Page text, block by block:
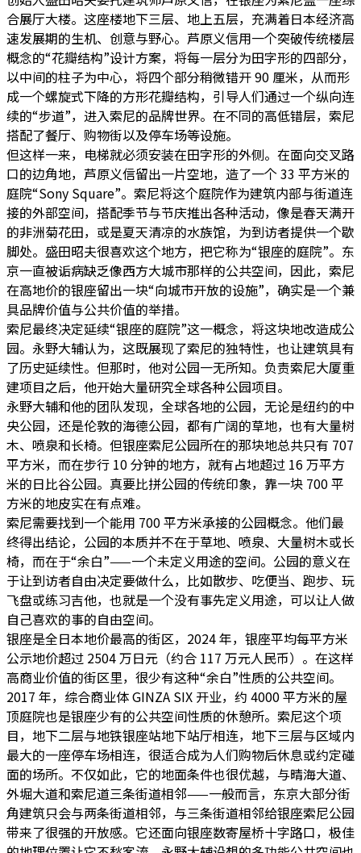
合展厅大楼。这座楼地下三层、地上五层，充满着日本经济高
速发展期的生机、创意与野心。芦原义信用一个突破传统楼层
概念的“花瓣结构”设计方案，将每一层分为田字形的四部分，
以中间的柱子为中心，将四个部分稍微错开 90 厘米，从而形
成一个螺旋式下降的方形花瓣结构，引导人们通过一个纵向连
续的“步道”，进入索尼的品牌世界。在不同的高低错层，索尼
搭配了餐厅、购物街以及停车场等设施。
但这样一来，电梯就必须安装在田字形的外侧。在面向交叉路
口的边角地，芦原义信留出一片空地，造了一个 33 平方米的
庭院“Sony Square”。索尼将这个庭院作为建筑内部与街道连
接的外部空间，搭配季节与节庆推出各种活动，像是春天满开
的非洲菊花田，或是夏天清凉的水族馆，为到访者提供一个歇
脚处。盛田昭夫很喜欢这个地方，把它称为“银座的庭院”。东
京一直被诟病缺乏像西方大城市那样的公共空间，因此，索尼
在高地价的银座留出一块“向城市开放的设施”，确实是一个兼
具品牌价值与公共价值的举措。
索尼最终决定延续“银座的庭院”这一概念，将这块地改造成公
园。永野大辅认为，这既展现了索尼的独特性，也让建筑具有
了历史延续性。但那时，他对公园一无所知。负责索尼大厦重
建项目之后，他开始大量研究全球各种公园项目。
永野大辅和他的团队发现，全球各地的公园，无论是纽约的中
央公园，还是伦敦的海德公园，都有广阔的草地，也有大量树
木、喷泉和长椅。但银座索尼公园所在的那块地总共只有 707
平方米，而在步行 10 分钟的地方，就有占地超过 16 万平方
米的日比谷公园。真要比拼公园的传统印象，靠一块 700 平
方米的地皮实在有点难。
索尼需要找到一个能用 700 平方米承接的公园概念。他们最
终得出结论，公园的本质并不在于草地、喷泉、大量树木或长
椅，而在于“余白”——一个未定义用途的空间。公园的意义在
于让到访者自由决定要做什么，比如散步、吃便当、跑步、玩
飞盘或练习吉他，也就是一个没有事先定义用途，可以让人做
自己喜欢的事的自由空间。
银座是全日本地价最高的街区，2024 年，银座平均每平方米
公示地价超过 2504 万日元（约合 117 万元人民币）。在这样
高商业价值的街区里，很少有这种“余白”性质的公共空间。
2017 年，综合商业体 GINZA SIX 开业，约 4000 平方米的屋
顶庭院也是银座少有的公共空间性质的休憩所。索尼这个项
目，地下二层与地铁银座站地下站厅相连，地下三层与区域内
最大的一座停车场相连，很适合成为人们购物后休息或约定碰
面的场所。不仅如此，它的地面条件也很优越，与晴海大道、
外堀大道和索尼道三条街道相邻——一般而言，东京大部分街
角建筑只会与两条街道相邻，与三条街道相邻给银座索尼公园
带来了很强的开放感。它还面向银座数寄屋桥十字路口，极佳